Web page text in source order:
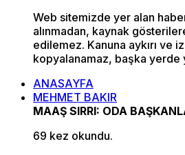
Web sitemizde yer alan
alınmadan, kaynak
edilemez. Kanuna aykırı ve
kopyalanamaz, başka yerde
ANASAYFA
MEHMET BAKIR
MAAŞ SIRRI: ODA
69 kez okundu.